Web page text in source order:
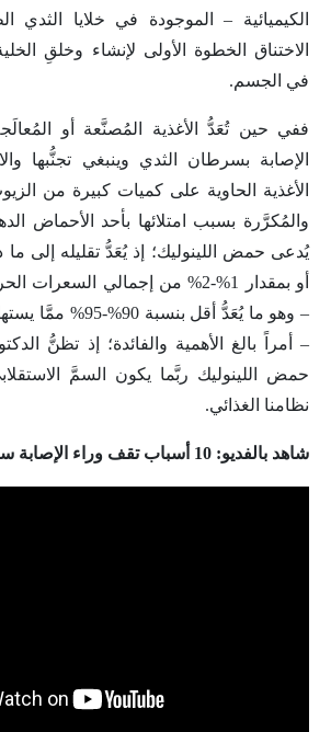
الكيميائية – الموجودة في خلايا الثدي
الاختناق الخطوة الأولى لإنشاء وخلقِ
في الجسم.
ففي حين تُعَدُّ الأغذية المُصنَّعة أو
الإصابة بسرطان الثدي وينبغي تجنُّبها
الأغذية الحاوية على كميات كبيرة من
أو بمقدار 1%-2% من إجمالي السعرات
– وهو ما يُعَدُّ أقل
– أمراً بالغ الأهمية والفائدة؛ إذ تظنُّ
حمض اللينوليك ربَّما يكون السمَّ
نظامنا الغذائي.
شاهد بالفديو: 10 أسباب تقف وراء الإصابة سرطان الثدي